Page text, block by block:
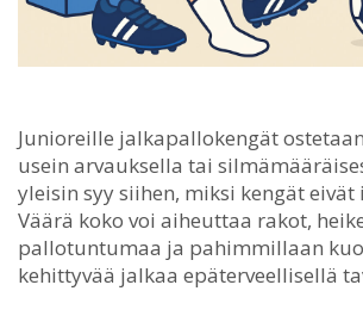
Junioreille jalkapallokengät
usein arvauksella tai
yleisin syy siihen, miksi kengät eivät
Väärä koko voi aiheuttaa rakot,
pallotuntumaa ja pahimmillaan
kehittyvää jalkaa epäterveellisellä